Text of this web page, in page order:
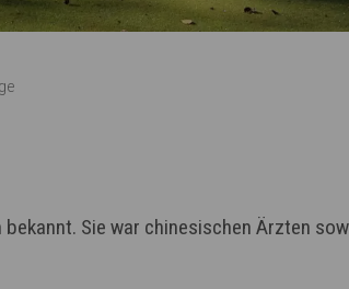
Sie war chinesischen Ärzten